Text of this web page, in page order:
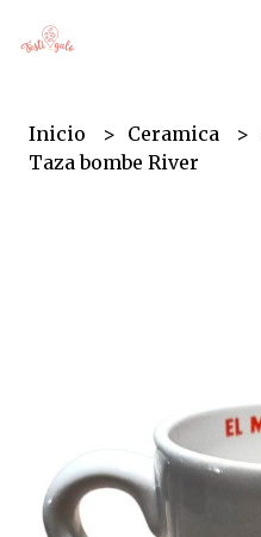
Inicio Ceramica
Taza bombe River